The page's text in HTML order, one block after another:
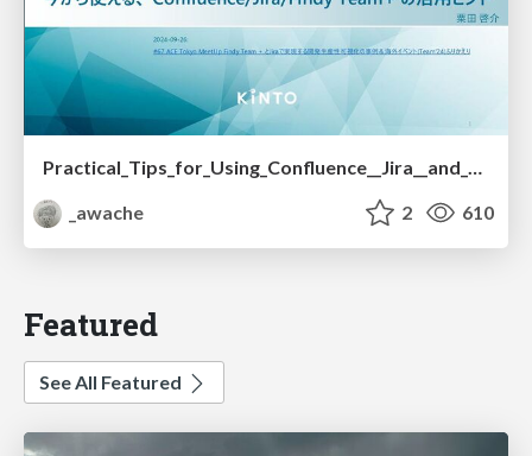
Practical_Tips_for_Using_Confluence__Jira__and_Findy_Team__Right_Now.pdf
_awache
2 610
Featured
See All Featured